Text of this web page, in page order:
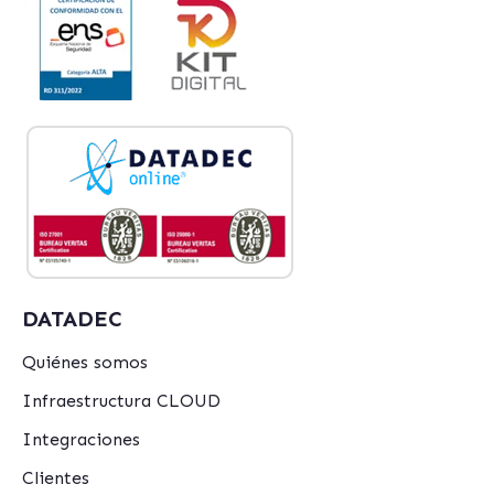
DATADEC
Quiénes somos
Infraestructura CLOUD
Integraciones
Clientes